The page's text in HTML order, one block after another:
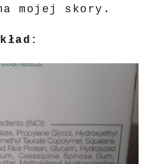
mojej skory.